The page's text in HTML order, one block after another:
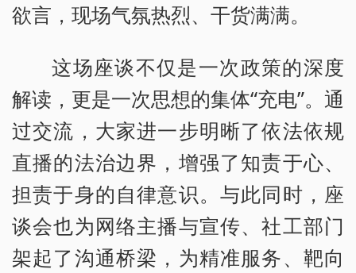
欲言，现场气氛热烈、干货满满。
这场座谈不仅是一次政策的深度
解读，更是一次思想的集体“充电”。通
过交流，大家进一步明晰了依法依规
直播的法治边界，增强了知责于心、
担责于身的自律意识。与此同时，座
谈会也为网络主播与宣传、社工部门
架起了沟通桥梁，为精准服务、靶向